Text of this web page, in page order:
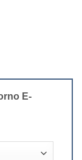
E-